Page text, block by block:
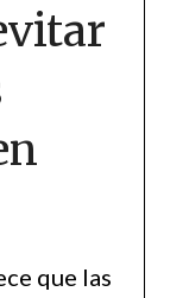
que las